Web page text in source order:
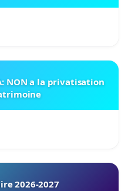
NON a la privatisation
2026-2027